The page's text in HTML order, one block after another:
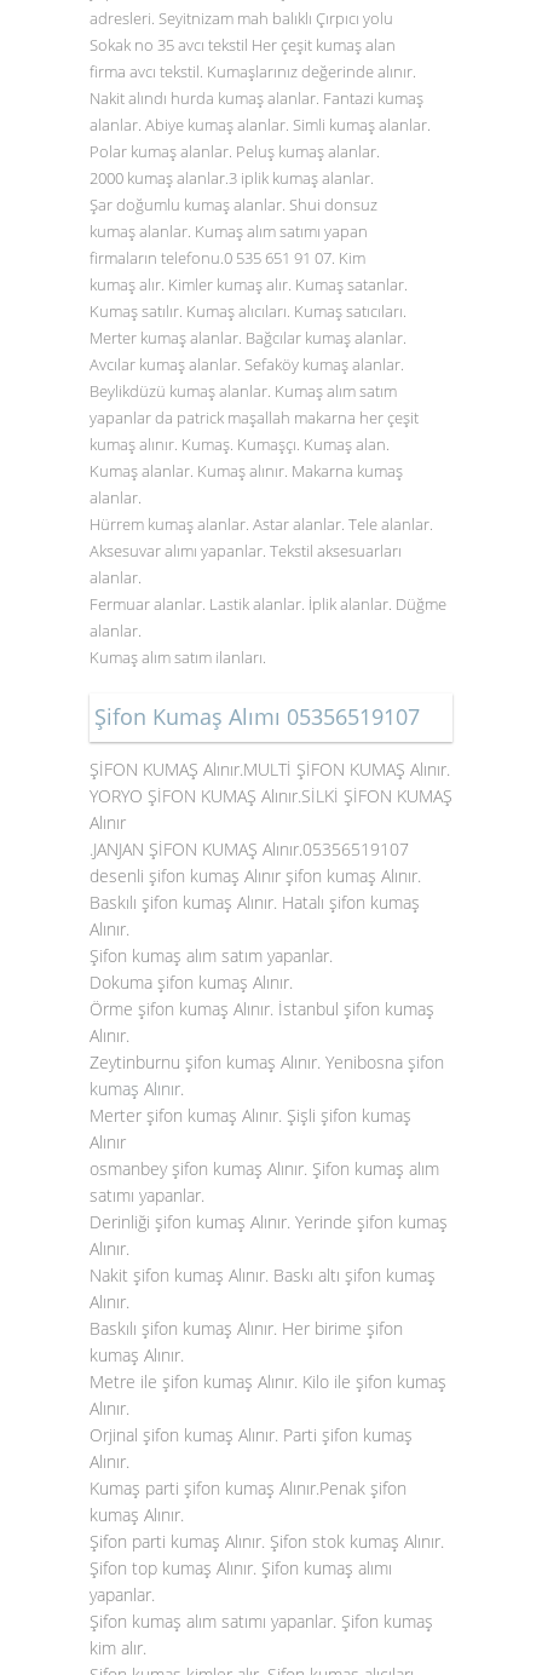
adresleri. Seyitnizam mah balıklı Çırpıcı yolu
Sokak no 35 avcı tekstil Her çeşit kumaş alan
firma avcı tekstil. Kumaşlarınız değerinde alınır.
Nakit alındı hurda kumaş alanlar. Fantazi kumaş
alanlar. Abiye kumaş alanlar. Simli kumaş alanlar.
Polar kumaş alanlar. Peluş kumaş alanlar.
2000 kumaş alanlar.3 iplik kumaş alanlar.
Şar doğumlu kumaş alanlar. Shui donsuz
kumaş alanlar. Kumaş alım satımı yapan
firmaların telefonu.0 535 651 91 07. Kim
kumaş alır. Kimler kumaş alır. Kumaş satanlar.
Kumaş satılır. Kumaş alıcıları. Kumaş satıcıları.
Merter kumaş alanlar. Bağcılar kumaş alanlar.
Avcılar kumaş alanlar. Sefaköy kumaş alanlar.
Beylikdüzü kumaş alanlar. Kumaş alım satım
yapanlar da patrick maşallah makarna her çeşit
kumaş alınır. Kumaş. Kumaşçı. Kumaş alan.
Kumaş alanlar. Kumaş alınır. Makarna kumaş
alanlar.
Hürrem kumaş alanlar. Astar alanlar. Tele alanlar.
Aksesuvar alımı yapanlar. Tekstil aksesuarları
alanlar.
Fermuar alanlar. Lastik alanlar. İplik alanlar. Düğme
alanlar.
Kumaş alım satım ilanları.
Şifon Kumaş Alımı 05356519107
ŞİFON KUMAŞ Alınır.MULTİ ŞİFON KUMAŞ Alınır.
YORYO ŞİFON KUMAŞ Alınır.SİLKİ ŞİFON KUMAŞ
Alınır
.JANJAN ŞİFON KUMAŞ Alınır.05356519107
desenli şifon kumaş Alınır şifon kumaş Alınır.
Baskılı şifon kumaş Alınır. Hatalı şifon kumaş
Alınır.
Şifon kumaş alım satım yapanlar.
Dokuma şifon kumaş Alınır.
Örme şifon kumaş Alınır. İstanbul şifon kumaş
Alınır.
Zeytinburnu şifon kumaş Alınır. Yenibosna şifon
kumaş Alınır.
Merter şifon kumaş Alınır. Şişli şifon kumaş
Alınır
osmanbey şifon kumaş Alınır. Şifon kumaş alım
satımı yapanlar.
Derinliği şifon kumaş Alınır. Yerinde şifon kumaş
Alınır.
Nakit şifon kumaş Alınır. Baskı altı şifon kumaş
Alınır.
Baskılı şifon kumaş Alınır. Her birime şifon
kumaş Alınır.
Metre ile şifon kumaş Alınır. Kilo ile şifon kumaş
Alınır.
Orjinal şifon kumaş Alınır. Parti şifon kumaş
Alınır.
Kumaş parti şifon kumaş Alınır.Penak şifon
kumaş Alınır.
Şifon parti kumaş Alınır. Şifon stok kumaş Alınır.
Şifon top kumaş Alınır. Şifon kumaş alımı
yapanlar.
Şifon kumaş alım satımı yapanlar. Şifon kumaş
kim alır.